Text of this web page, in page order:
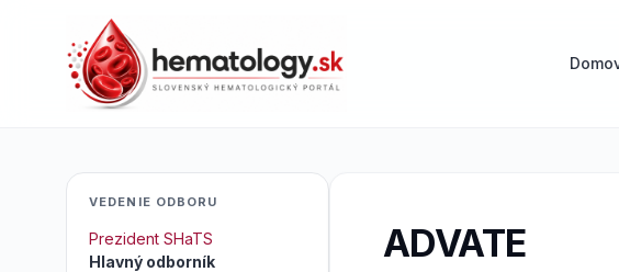
ADVATE
VEDENIE ODBORU
Prezident SHaTS
Hlavný odborník